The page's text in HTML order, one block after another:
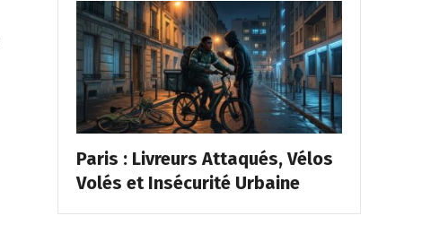
Paris : Livreurs Attaqués, Vélos
Volés et Insécurité Urbaine